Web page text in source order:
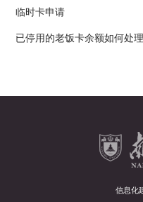
临时卡申请
已停用的老饭卡余额如何处理
信息化